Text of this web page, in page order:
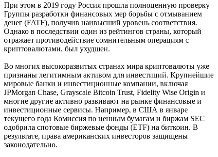
При этом в 2019 году Россия прошла полноценную проверку
Группы разработки финансовых мер борьбы с отмыванием
денег (FATF), получив наивысший уровень соответствия.
Однако в последствии один из рейтингов страны, который
отражает противодействие сомнительным операциям с
криптовалютами, был ухудшен.
Во многих высокоразвитых странах мира криптовалюты уже
признаны легитимным активом для инвестиций. Крупнейшие
мировые банки и инвестиционные компании, включая
JPMorgan Chase, Grayscale Bitcoin Trust, Fidelity Wise Origin и
многие другие активно развивают на рынке финансовые и
инвестиционные сервисы. Например, в США в январе
текущего года Комиссия по ценным бумагам и биржам SEC
одобрила спотовые биржевые фонды (ETF) на биткоин. В
результате, права американских инвесторов защищены
законодательно.